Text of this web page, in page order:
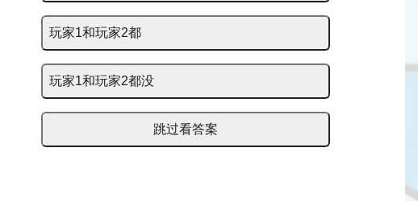
玩家1和玩家2都
玩家1和玩家2都没
跳过看答案